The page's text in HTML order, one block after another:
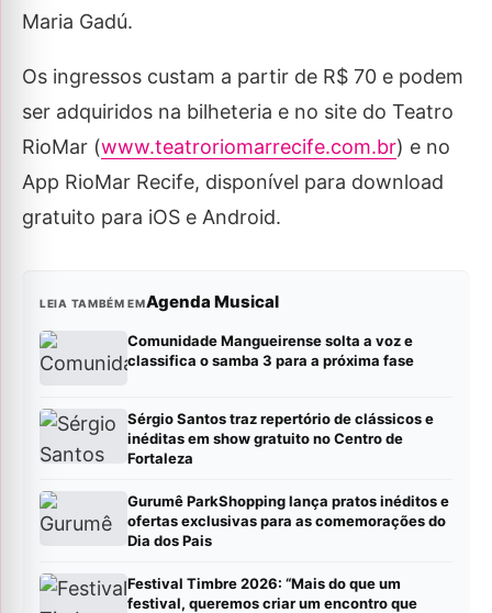
Maria Gadú.
Os ingressos custam a partir de R$ 70 e podem
ser adquiridos na bilheteria e no site do Teatro
RioMar (www.teatroriomarrecife.com.br) e no
App RioMar Recife, disponível para download
gratuito para iOS e Android.
LEIA TAMBÉM EMAgenda Musical
Comunidade Mangueirense solta a voz e
classifica o samba 3 para a próxima fase
Sérgio Santos traz repertório de clássicos e
inéditas em show gratuito no Centro de
Fortaleza
Gurumê ParkShopping lança pratos inéditos e
ofertas exclusivas para as comemorações do
Dia dos Pais
Festival Timbre 2026: “Mais do que um
festival, queremos criar um encontro que